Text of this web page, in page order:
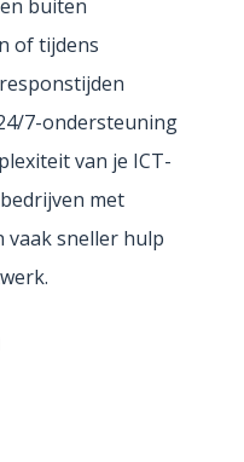
buiten
of tijdens
7-ondersteuning
van je ICT-
met
vaak sneller hulp